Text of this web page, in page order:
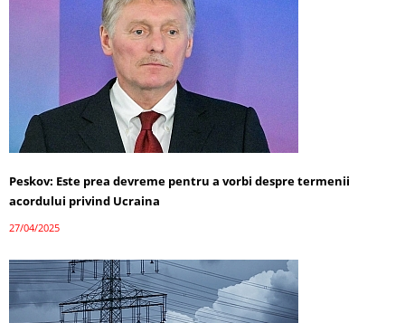
Peskov: Este prea devreme pentru a vorbi despre termenii
acordului privind Ucraina
27/04/2025